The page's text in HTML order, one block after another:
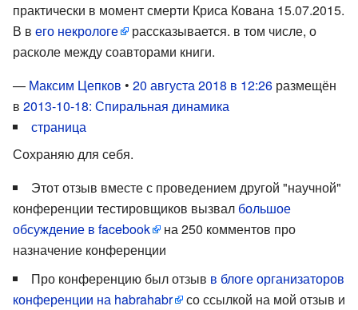
практически в момент смерти Криса Кована 15.07.2015.
В в его некрологе
рассказывается. в том числе, о
расколе между соавторами книги.
— Максим Цепков • 20 августа 2018 в 12:26 размещён
в 2013-10-18: Спиральная динамика
страница
Сохраняю для себя.
Этот отзыв вместе с проведением другой "научной"
конференции тестировщиков вызвал большое
обсуждение в facebook
на 250 комментов про
назначение конференции
Про конференцию был отзыв в блоге организаторов
конференции на habrahabr
со ссылкой на мой отзыв и